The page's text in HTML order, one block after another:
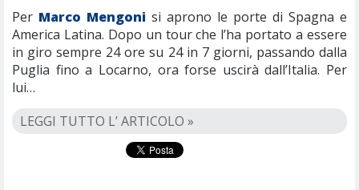
Per Marco Mengoni si aprono le porte di Spagna e
America Latina. Dopo un tour che l’ha portato a essere
in giro sempre 24 ore su 24 in 7 giorni, passando dalla
Puglia fino a Locarno, ora forse uscirà dall’Italia. Per
lui…
LEGGI TUTTO L’ ARTICOLO »